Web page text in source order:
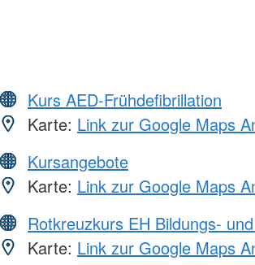
Kurs AED-Frühdefibrillation
Karte: Link zur Google Maps
Kursangebote
Karte: Link zur Google Maps
Rotkreuzkurs EH Bildungs-
Karte: Link zur Google Maps